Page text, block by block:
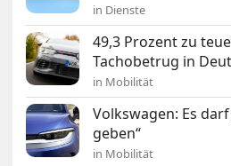
in Dienste
49,3 Prozent zu
Tachobetrug in
in Mobilität
Volkswagen: Es
geben“
in Mobilität